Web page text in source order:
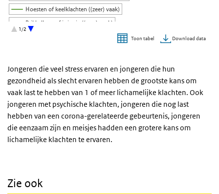
Hoesten of keelklachten ((zeer) vaak)
Prikkelbaar of irritatie ((zeer) vaak)
Geheugen- of concentratieproblemen ((zeer) vaak)
Moeheid ((zeer) vaak)
1/2
Toon tabel Download data
Jongeren die veel stress ervaren en jongeren die hun
gezondheid als slecht ervaren hebben de grootste kans om
vaak last te hebben van 1 of meer lichamelijke klachten. Ook
jongeren met psychische klachten, jongeren die nog last
hebben van een corona-gerelateerde gebeurtenis, jongeren
die eenzaam zijn en meisjes hadden een grotere kans om
lichamelijke klachten te ervaren.
Zie ook